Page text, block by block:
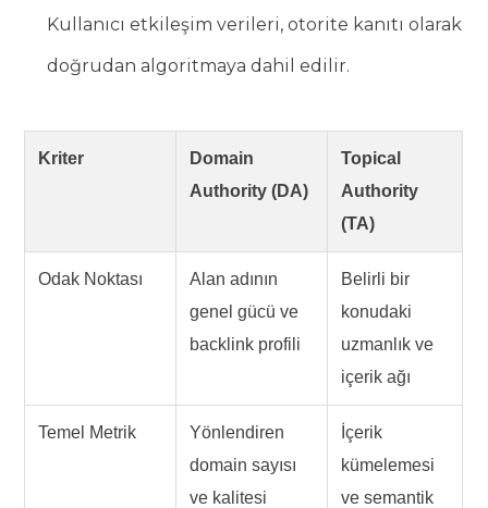
Kullanıcı etkileşim verileri, otorite kanıtı olarak
doğrudan algoritmaya dahil edilir.
Kriter
Domain
Authority (DA)
Topical
Authority
(TA)
Odak Noktası
Alan adının
genel gücü ve
backlink profili
Belirli bir
konudaki
uzmanlık ve
içerik ağı
Temel Metrik
Yönlendiren
domain sayısı
ve kalitesi
İçerik
kümelemesi
ve semantik